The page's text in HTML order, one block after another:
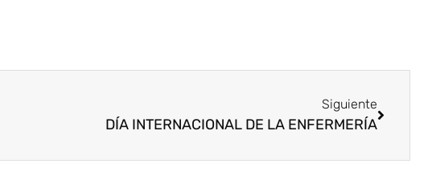
Siguiente
DÍA INTERNACIONAL DE LA ENFERMERÍA